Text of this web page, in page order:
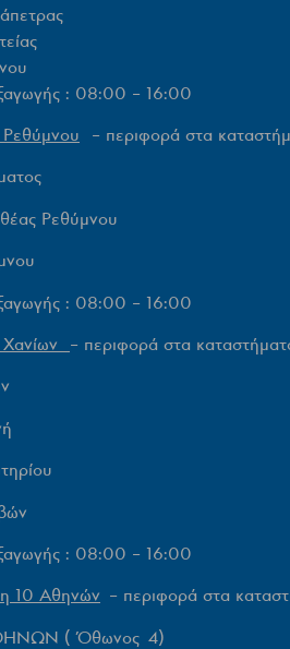
: 08:00 – 16:00
– περιφορά στα
Ρεθύμνου
: 08:00 – 16:00
– περιφορά στα
: 08:00 – 16:00
10 Αθηνών – περιφορά στα
( Όθωνος 4)